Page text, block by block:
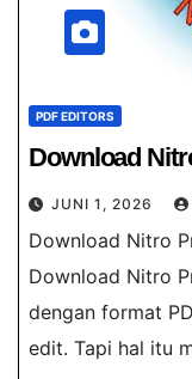
PDF EDITORS
Download
JUNI 1, 2026
Download Nitro
Download Nitro
dengan format
edit. Tapi hal itu